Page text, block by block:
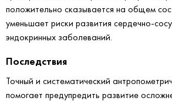
положительно сказывается на общем
уменьшает риски развития сердечно-
эндокринных заболеваний.
Последствия
Точный и систематический
помогает предупредить развитие